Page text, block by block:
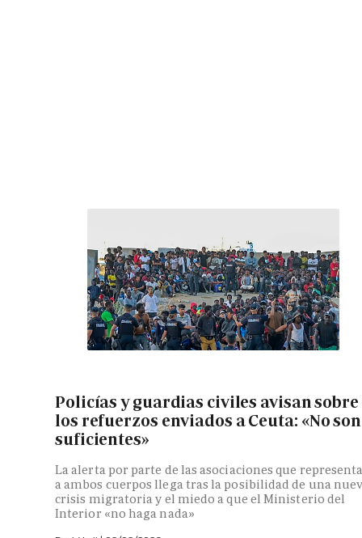
Policías y guardias civiles avisan sobre
los refuerzos enviados a Ceuta: «No son
suficientes»
La alerta por parte de las asociaciones que
a ambos cuerpos llega tras la posibilidad de una
crisis migratoria y el miedo a que el Ministerio del
Interior «no haga nada»